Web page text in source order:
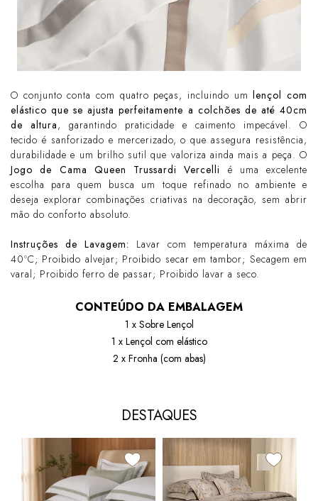
O conjunto conta com quatro peças, incluindo umlençol com
elástico que se ajusta perfeitamente a colchões de até 40cm
de altura, garantindo praticidade e caimento impecável. O
tecido é sanforizado e mercerizado, o que assegura resistência,
durabilidade e um brilho sutil que valoriza ainda mais a peça. O
Jogo de Cama Queen Trussardi Vercelli
é uma excelente
escolha para quem busca um toque refinado no ambiente e
deseja explorar combinações criativas na decoração, sem abrir
mão do conforto absoluto.
Instruções de Lavagem: Lavar com temperatura máxima de
40ºC; Proibido alvejar; Proibido secar em tambor; Secagem em
varal; Proibido ferro de passar; Proibido lavar a seco.
CONTEÚDO DA EMBALAGEM
1 x Sobre Lençol
1 x Lençol com elástico
2 x Fronha (com abas)
DESTAQUES